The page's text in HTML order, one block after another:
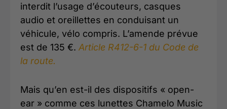
interdit l’usage d’écouteurs, casques
audio et oreillettes en conduisant un
véhicule, vélo compris. L’amende prévue
est de 135 €. Article R412-6-1 du Code de
la route.
Mais qu’en est-il des dispositifs « open-
ear » comme ces lunettes Chamelo Music